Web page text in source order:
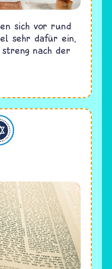
sich vor rund
sehr dafür ein,
nach der